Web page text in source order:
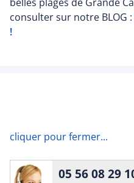
consulter sur notre BLOG :
!
cliquer pour fermer...
05 56 08 29